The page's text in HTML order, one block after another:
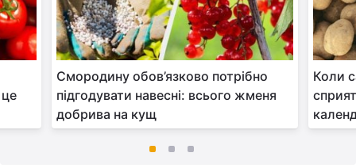
Смородину обов’язково потрібно
підгодувати навесні: всього жменя
добрива на кущ
Коли